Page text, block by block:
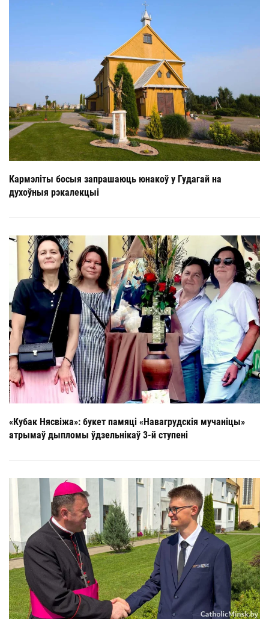
Кармэліты босыя запрашаюць юнакоў у Гудагай на
духоўныя рэкалекцыі
«Кубак Нясвіжа»: букет памяці «Навагрудскія мучаніцы»
атрымаў дыпломы ўдзельнікаў 3-й ступені